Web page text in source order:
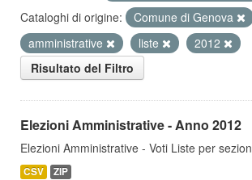
Cataloghi di origine:
Comune di Genova
amministrative
liste
2012
Risultato del Filtro
Elezioni Amministrative - Anno 2012
Elezioni Amministrative - Voti Liste per
CSV ZIP